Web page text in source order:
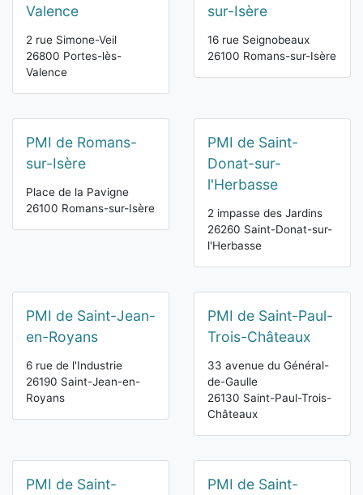
Valence
2 rue Simone-Veil
26800 Portes-lès-
Valence
sur-Isère
16 rue Seignobeaux
26100 Romans-sur-Isère
PMI de Romans-
sur-Isère
Place de la Pavigne
26100 Romans-sur-Isère
PMI de Saint-
Donat-sur-
l'Herbasse
2 impasse des Jardins
26260 Saint-Donat-sur-
l'Herbasse
PMI de Saint-Jean-
en-Royans
6 rue de l'Industrie
26190 Saint-Jean-en-
Royans
PMI de Saint-Paul-
Trois-Châteaux
33 avenue du Général-
de-Gaulle
26130 Saint-Paul-Trois-
Châteaux
PMI de Saint-
PMI de Saint-